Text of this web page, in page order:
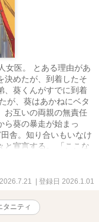
女医。 とある理由があ
決めたが、到着したそ
、葵くんがすでに到着
が、葵はあかねにベタ
お互いの両親の無責任
ら葵の暴走が始まっ
舎。知り合いもいなけ
と宣言する。 「ここな
じゃない！が、患者さ
くしてあかね先生と葵
ったーー。| 登録日 2026.1.01
タニティ